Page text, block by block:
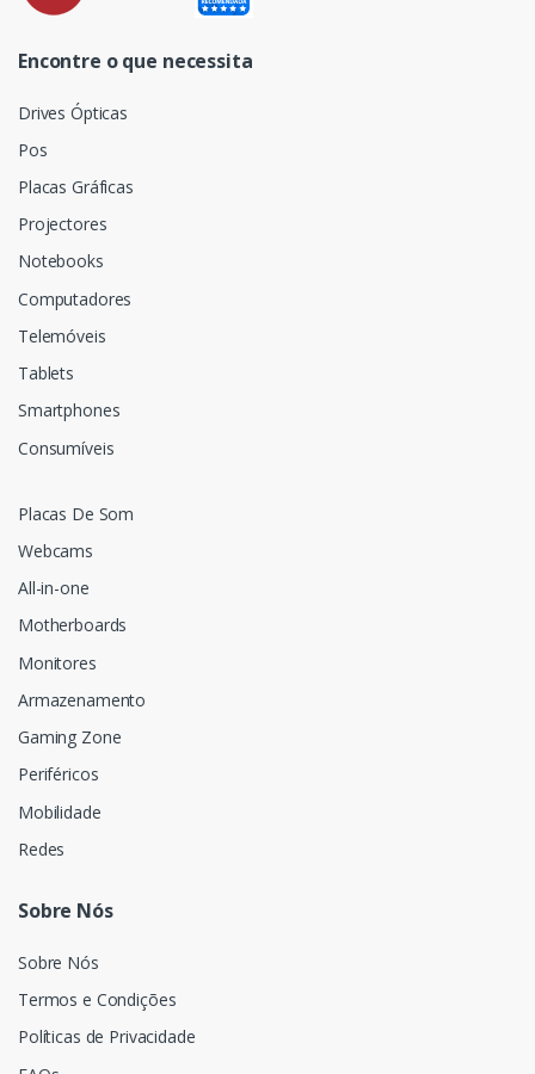
Encontre o que necessita
Drives Ópticas
Pos
Placas Gráficas
Projectores
Notebooks
Computadores
Telemóveis
Tablets
Smartphones
Consumíveis
Placas De Som
Webcams
All-in-one
Motherboards
Monitores
Armazenamento
Gaming Zone
Periféricos
Mobilidade
Redes
Sobre Nós
Sobre Nós
Termos e Condições
Políticas de Privacidade